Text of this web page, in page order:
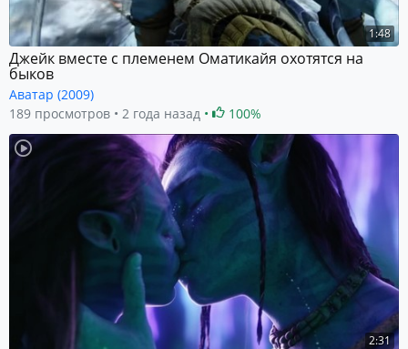
1:48
Джейк вместе с племенем Оматикайя охотятся на
быков
Аватар (2009)
189 просмотров
2 года назад 100%
2:31